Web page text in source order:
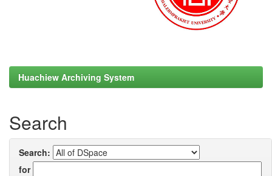
Huachiew Archiving System
Search
Search:
for